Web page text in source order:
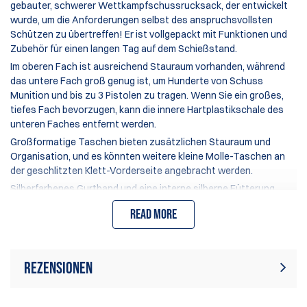
gebauter, schwerer Wettkampfschussrucksack, der entwickelt
wurde, um die Anforderungen selbst des anspruchsvollsten
Schützen zu übertreffen! Er ist vollgepackt mit Funktionen und
Zubehör für einen langen Tag auf dem Schießstand.
Im oberen Fach ist ausreichend Stauraum vorhanden, während
das untere Fach groß genug ist, um Hunderte von Schuss
Munition und bis zu 3 Pistolen zu tragen. Wenn Sie ein großes,
tiefes Fach bevorzugen, kann die innere Hartplastikschale des
unteren Faches entfernt werden.
Großformatige Taschen bieten zusätzlichen Stauraum und
Organisation, und es könnten weitere kleine Molle-Taschen an
der geschlitzten Klett-Vorderseite angebracht werden.
Silberfarbenes Gurtband und eine interne silberne Fütterung
sorgen für ein auffälliges Kontrastbild, und das hellere Interieur
erleichtert das Auffinden von Gegenständen bei schlechten
hervorragenden Merkmale:
Read more
Rezensionen